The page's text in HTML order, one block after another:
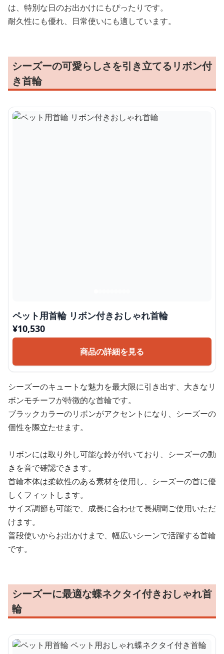
は、特別な日のお出かけにもぴったりです。
耐久性にも優れ、日常使いにも適しています。
シーズーの可愛らしさを引き立てるリボン付
き首輪
ペット用首輪 リボン付きおしゃれ首輪
¥10,530
商品の詳細を見る
シーズーのキュートな魅力を最大限に引き出す、大きなリ
ボンモチーフが特徴的な首輪です。
ブラックカラーのリボンがアクセントになり、シーズーの
個性を際立たせます。
リボンには取り外し可能な鈴が付いており、シーズーの動
きを音で確認できます。
首輪本体は柔軟性のある素材を使用し、シーズーの首に優
しくフィットします。
サイズ調節も可能で、成長に合わせて長期間ご使用いただ
けます。
普段使いからお出かけまで、幅広いシーンで活躍する首輪
です。
シーズーに最適な蝶ネクタイ付きおしゃれ首
輪